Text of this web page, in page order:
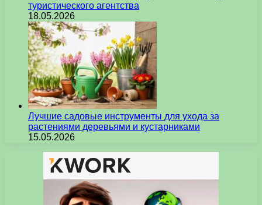
туристического агентства
18.05.2026
Лучшие садовые инструменты для ухода за
растениями деревьями и кустарниками
15.05.2026